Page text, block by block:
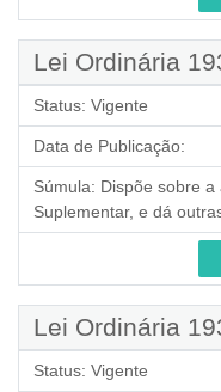
Lei Ordinária
Status: Vigente
Data de Publicação:
Súmula: Dispõe sobre a
Suplementar, e dá
Lei Ordinária
Status: Vigente